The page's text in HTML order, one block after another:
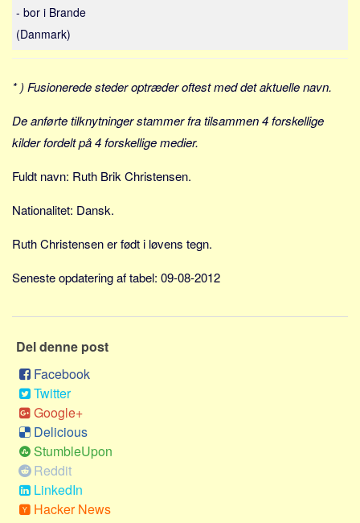
Forbrug
Transport
Alle
Aspekter
Køb og salg
Økonomi
Statistik
Dokumenttyper
Emner
Skribenter
Personer
Steder
Kilder
- bor i Brande
(Danmark)
* ) Fusionerede steder optræder oftest med det aktuelle navn.
De anførte tilknytninger stammer fra tilsammen 4 forskellige
kilder fordelt på 4 forskellige medier.
Fuldt navn: Ruth Brik Christensen.
Nationalitet: Dansk.
Ruth Christensen er født i løvens tegn.
Seneste opdatering af tabel: 09-08-2012
Del denne post
Facebook
Twitter
Google+
Delicious
StumbleUpon
Reddit
LinkedIn
Hacker News